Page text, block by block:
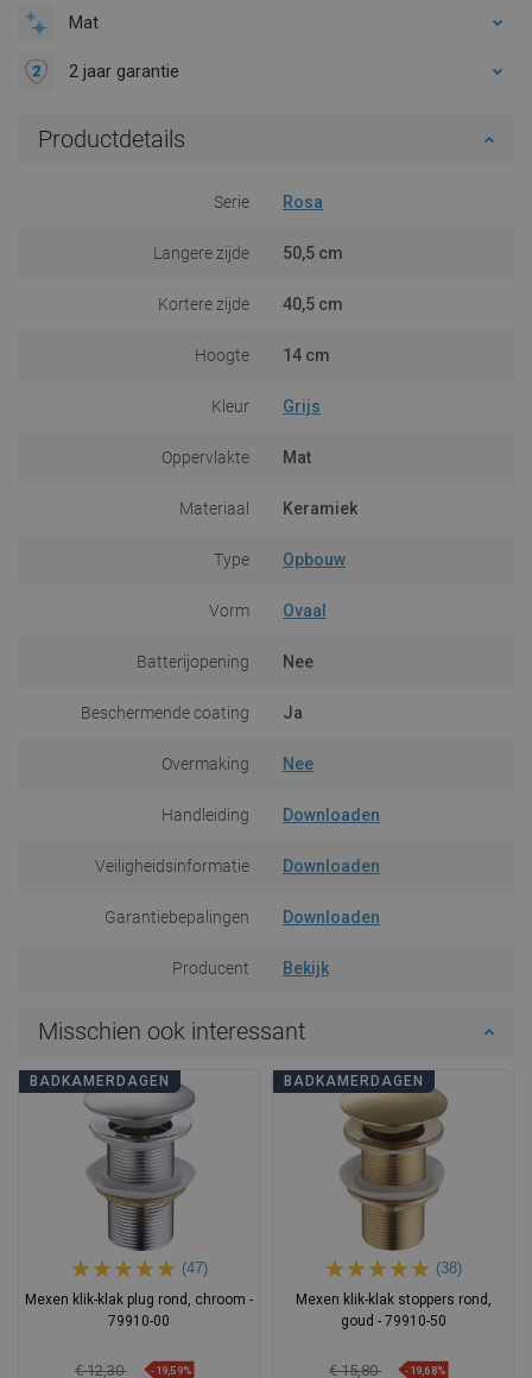
Mat
2 jaar garantie
Productdetails
Serie Rosa
Langere zijde 50,5 cm
Kortere zijde 40,5 cm
Hoogte 14 cm
Kleur Grijs
Oppervlakte Mat
Materiaal Keramiek
Type Opbouw
Vorm Ovaal
Batterijopening Nee
Beschermende coating Ja
Overmaking Nee
Handleiding Downloaden
Veiligheidsinformatie Downloaden
Garantiebepalingen Downloaden
Producent Bekijk
Misschien ook interessant
BADKAMERDAGEN
(47)
Mexen klik-klak plug rond, chroom -
79910-00
€ 12,30 -19,59%
BADKAMERDAGEN
(38)
Mexen klik-klak stoppers rond,
goud - 79910-50
€ 15,80 -19,68%